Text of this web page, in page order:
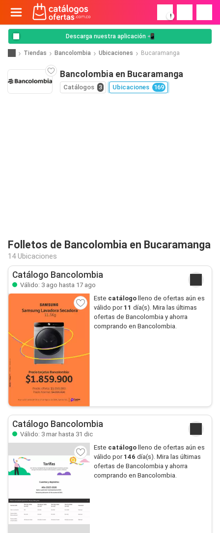
!
Descarga nuestra aplicación 📲
Tiendas Bancolombia Ubicaciones Bucaramanga
Bancolombia en Bucaramanga
Catálogos 3 Ubicaciones 169
Folletos de Bancolombia en Bucaramanga
14 Ubicaciones
Catálogo Bancolombia
Válido: 3 ago hasta 17 ago
Este catálogolleno de ofertas aún es
válido por 11 día(s). Mira las últimas
ofertas de Bancolombia y ahorra
comprando en Bancolombia.
Catálogo Bancolombia
Válido: 3 mar hasta 31 dic
Este catálogolleno de ofertas aún es
válido por 146 día(s). Mira las últimas
ofertas de Bancolombia y ahorra
comprando en Bancolombia.